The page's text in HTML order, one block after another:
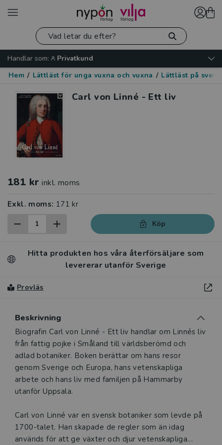
Handlar som:
Privatkund
Hem / Lättläst för unga vuxna och vuxna / Lättläst på
Carl von Linné - Ett liv
181 kr inkl. moms
Exkl. moms: 171 kr
Köp
Hitta produkten hos våra återförsäljare som
levererar utanför Sverige
Provläs
Beskrivning
Beskrivning
Biografin Carl von Linné - Ett liv handlar om Linnés liv
från fattig pojke i Småland till världsberömd och
adlad botaniker. Boken berättar om hans resor
genom Sverige och Europa, hans vetenskapliga
arbete och hans liv med familjen på Hammarby
utanför Uppsala.
Carl von Linné var en svensk botaniker som levde på
1700-talet. Han skapade de regler som än idag
används för att ge växter och djur vetenskapliga